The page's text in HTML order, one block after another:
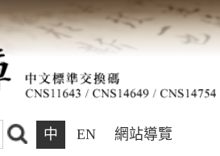
中 EN 網站導覽